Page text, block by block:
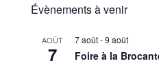
Évènements à venir
AOÛT
7
7 août-9 août
Foire à la